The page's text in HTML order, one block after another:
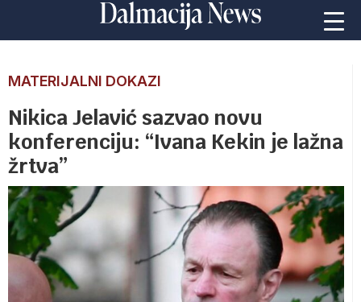
MATERIJALNI DOKAZI
Nikica Jelavić sazvao novu
konferenciju: “Ivana Kekin je lažna
žrtva”